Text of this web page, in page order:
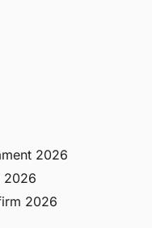
2026
2026
2026